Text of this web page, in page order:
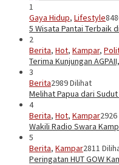
1
Gaya Hidup, Lifestyle
5 Wisata Pantai Terbaik
2
Berita, Hot, Kampar,
Terima Kunjungan
3
Berita2989 Dilihat
Melihat Papua dari
4
Berita, Hot, Kampar
Wakili Radio Swara
5
Berita, Kampar2811
Peringatan HUT GOW